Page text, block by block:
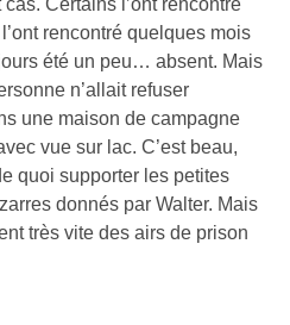
rencontré quelques mois
été un peu… absent. Mais
n’allait refuser
une maison de campagne
vue sur lac. C’est beau,
quoi supporter les petites
donnés par Walter. Mais
très vite des airs de prison